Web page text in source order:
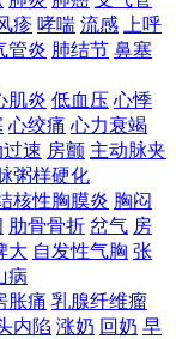
疹 哮喘 流感 上呼
管炎 肺结节 鼻塞
肌炎 低血压 心悸
心绞痛 心力衰竭
速 房颤 主动脉夹
粥样硬化
核性胸膜炎 胸闷
肋骨骨折 岔气 房
大 自发性气胸 张
病
胀痛 乳腺纤维瘤
内陷 涨奶 回奶 早